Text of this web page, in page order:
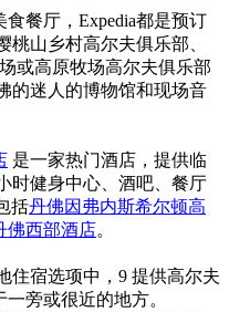
餐厅，Expedia都是预订
山乡村高尔夫俱乐部、
或高原牧场高尔夫俱乐部
的迷人的博物馆和现场音
是一家热门酒店，提供临
时健身中心、酒吧、餐厅
括丹佛因弗内斯希尔顿高
佛西部酒店。
住宿选项中，9 提供高尔夫
旁或很近的地方。